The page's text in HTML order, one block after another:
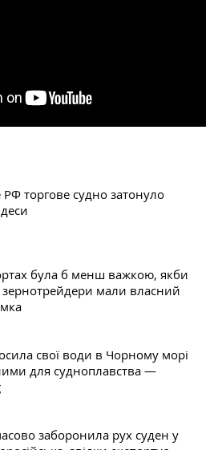
торгове судно затонуло
була б менш важкою, якби
зернотрейдери мали власний
свої води в Чорному морі
для судноплавства —
заборонила рух суден у